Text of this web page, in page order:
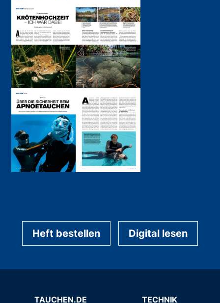
Heft bestellen Digital lesen
TAUCHEN.DE TECHNIK